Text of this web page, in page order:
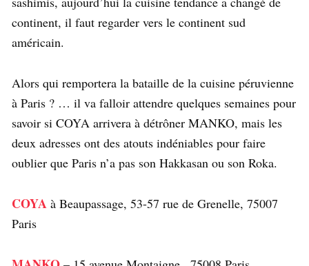
continent, il faut regarder vers le continent sud
américain.
Alors qui remportera la bataille de la cuisine péruvienne
à Paris ? … il va falloir attendre quelques semaines pour
savoir si COYA arrivera à détrôner MANKO, mais les
deux adresses ont des atouts indéniables pour faire
oublier que Paris n’a pas son Hakkasan ou son Roka.
COYA à Beaupassage, 53-57 rue de Grenelle, 75007
Paris